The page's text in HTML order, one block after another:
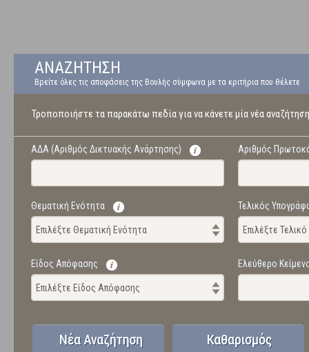
ΑΝΑΖΗΤΗΣΗ
Βρείτε όλες τις αποφάσεις της Βουλής σύμφωνα με τα κριτήρια που θέλετε
Τροποποιήστε τα παρακάτω πεδία για να κάνετε μία νέα αναζήτηση
ΑΔΑ (Αριθμός Δικτυακής Ανάρτησης) Αριθμός
Θεματική Ενότητα
Επιλέξτε Θεματική Ενότητα
Τελικός
Επιλέξτε
Είδος Απόφασης
Επιλέξτε Είδος Απόφασης
Ελεύθερο